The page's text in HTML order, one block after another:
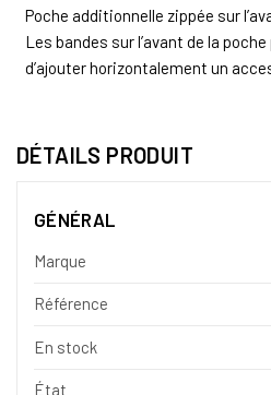
Poche additionnelle zippée sur
Les bandes sur l’avant de la
d’ajouter horizontalement un
DÉTAILS PRODUIT
GÉNÉRAL
Marque
Référence
En stock
État